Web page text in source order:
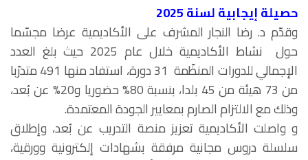
حصيلة إيجابية لسنة 2025
وقدّم د. رضا النجار المشرف على الأكاديمية عرضا مجسّما
حول نشاط الأكاديمية خلال عام 2025 حيث بلغ العدد
الإجمالي للدورات المنظّمة 31 دورة، استفاد منها 491 متدرّبا
من 73 هيئة من 45 بلدا، بنسبة 80% حضوريا و20% عن بُعد،
وذلك مع الالتزام الصارم بمعايير الجودة المعتمدة.
و واصلت الأكاديمية تعزيز منصة التدريب عن بُعد، وإطلاق
سلسلة دروس مجانية مرفقة بشهادات إلكترونية وورقية،